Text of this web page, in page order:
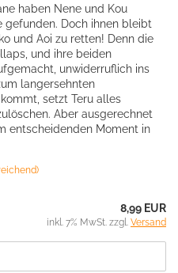
haben Nene und Kou
gefunden. Doch ihnen bleibt
und Aoi zu retten! Denn die
und ihre beiden
unwiderruflich ins
langersehnten
setzt Teru alles
Aber ausgerechnet
entscheidenden Moment in
8,99 EUR
inkl. 7% MwSt. zzgl. Versand